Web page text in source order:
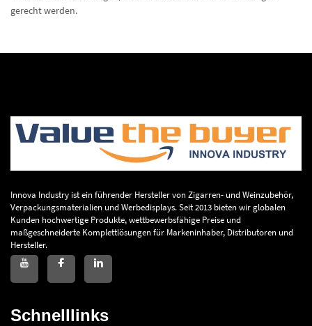
gerecht werden.
Innova Industry ist ein führender Hersteller von Zigarren- und Weinzubehör,
Verpackungsmaterialien und Werbedisplays. Seit 2013 bieten wir globalen
Kunden hochwertige Produkte, wettbewerbsfähige Preise und
maßgeschneiderte Komplettlösungen für Markeninhaber, Distributoren und
Hersteller.
Schnelllinks